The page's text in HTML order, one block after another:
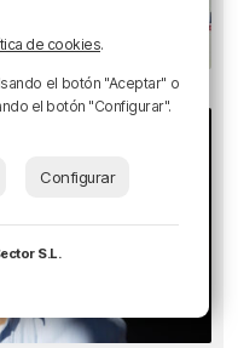
Guinness
de cookies.
el botón "Aceptar" o
el botón "Configurar".
Configurar
S.L.